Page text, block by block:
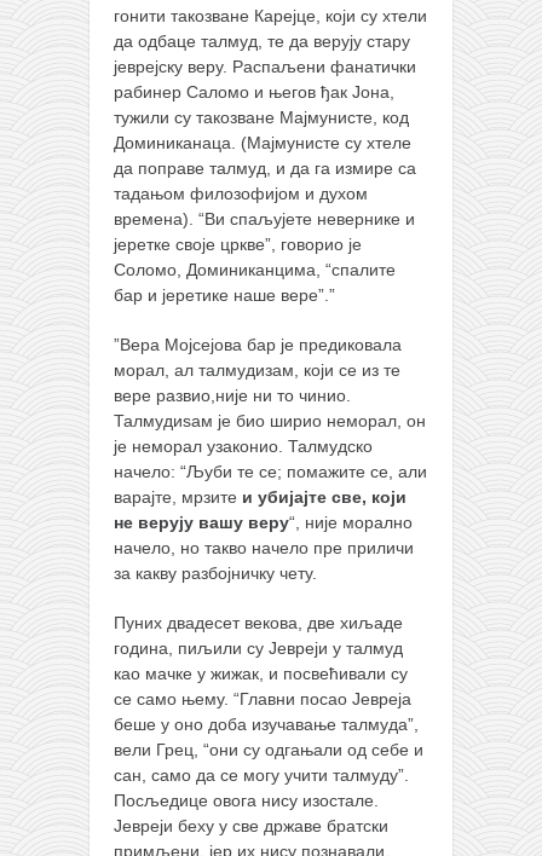
гонити такозване Карејце, који су хтели
да одбаце талмуд, те да верују стару
јеврејску веру. Распаљени фанатички
рабинер Саломо и његов ђак Јона,
тужили су такозване Мајмунисте, код
Доминиканаца. (Мајмунисте су хтеле
да поправе талмуд, и да га измире са
тадањом филозофијом и духом
времена). “Ви спаљујете невернике и
јеретке своје цркве”, говорио је
Соломо, Доминиканцима, “спалите
бар и јеретике наше вере”.”
”Вера Мојсејова бар је предиковала
морал, ал талмудизам, који се из те
вере развио,није ни то чинио.
Талмудиѕам је био ширио неморал, он
је неморал узаконио. Талмудско
начело: “Љуби те се; помажите се, али
варајте, мрзите и убијајте све, који
не верују вашу веру“, није морално
начело, но такво начело прe приличи
за какву разбојничку чeту.
Пуних двадесет векова, две хиљаде
година, пиљили су Јевреји у талмуд
као мачке у жижак, и посвећивали су
се само њему. “Главни посао Јевреја
беше у оно доба изучавање талмуда”,
вели Грец, “они су одгањали од себе и
сан, само да се могу учити талмуду”.
Посљедице овога нису изостале.
Јевреји беху у све државе братски
примљени, јер их нису познавали.